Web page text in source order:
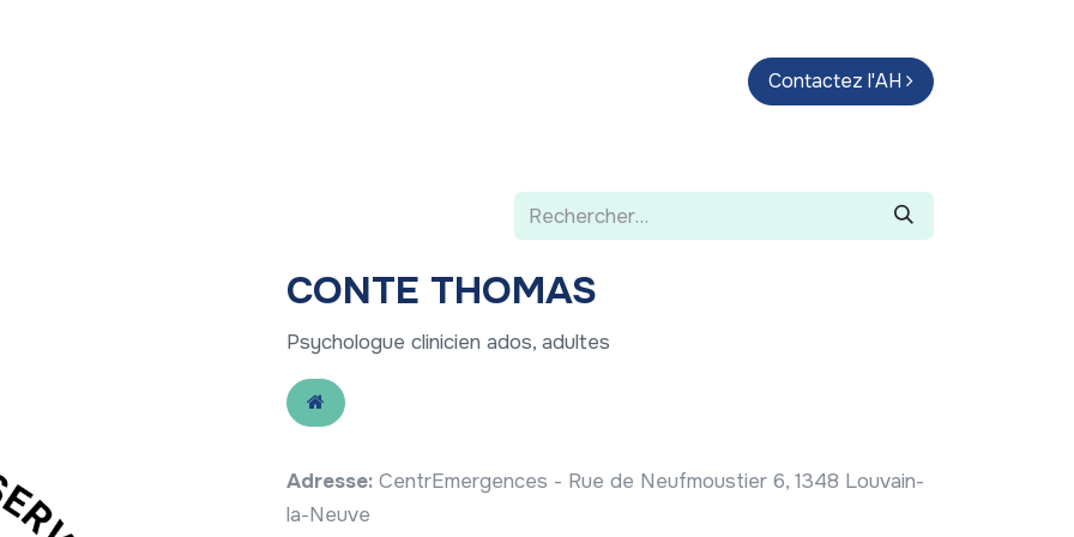
Parcours d'artistes Guide
Contactez l'AH
CONTE THOMAS
Psychologue clinicien ados, adultes
Adresse: CentrEmergences - Rue de Neufmoustier 6, 1348 Louvain-
la-Neuve